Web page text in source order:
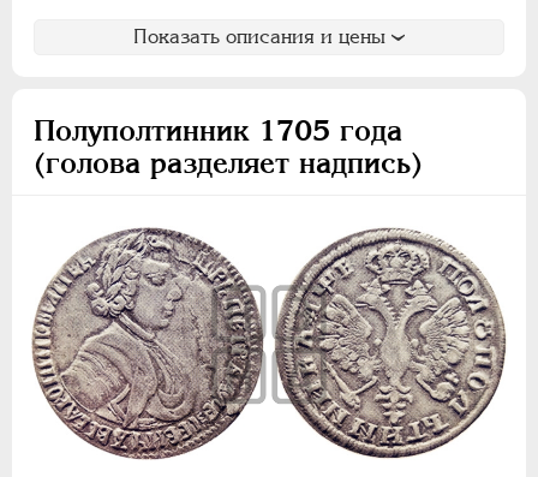
Показать описания и цены
Полуполтинник 1705 года
(голова разделяет надпись)